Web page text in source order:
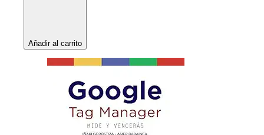
Añadir al carrito